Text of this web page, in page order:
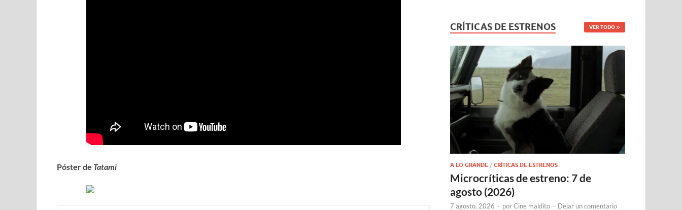
Póster de Tatami
CRÍTICAS DE ESTRENOS VER TODO
A LO GRANDE /CRÍTICAS DE ESTRENOS
Microcríticas de estreno: 7 de
agosto (2026)
7 agosto, 2026 - porCine maldito - Dejar un comentario